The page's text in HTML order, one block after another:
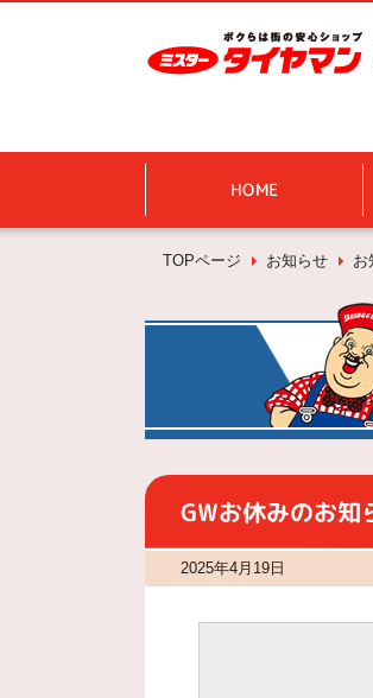
HOME
TOPページ お知らせ お
GWお休みのお知
2025年4月19日